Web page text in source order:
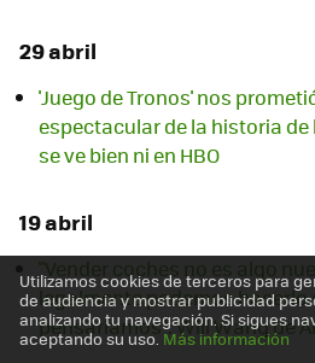
29 abril
'Juego de Tronos' nos
espectacular de la historia de
se ve bien ni en HBO
19 abril
"Vender coches no es algo
legalmente podemos hacerlo
pensaríamos": Will Wang de
Utilizamos cookies de terceros para
de audiencia y mostrar publicidad
analizando tu navegación. Si sigues
aceptando su uso.Más información